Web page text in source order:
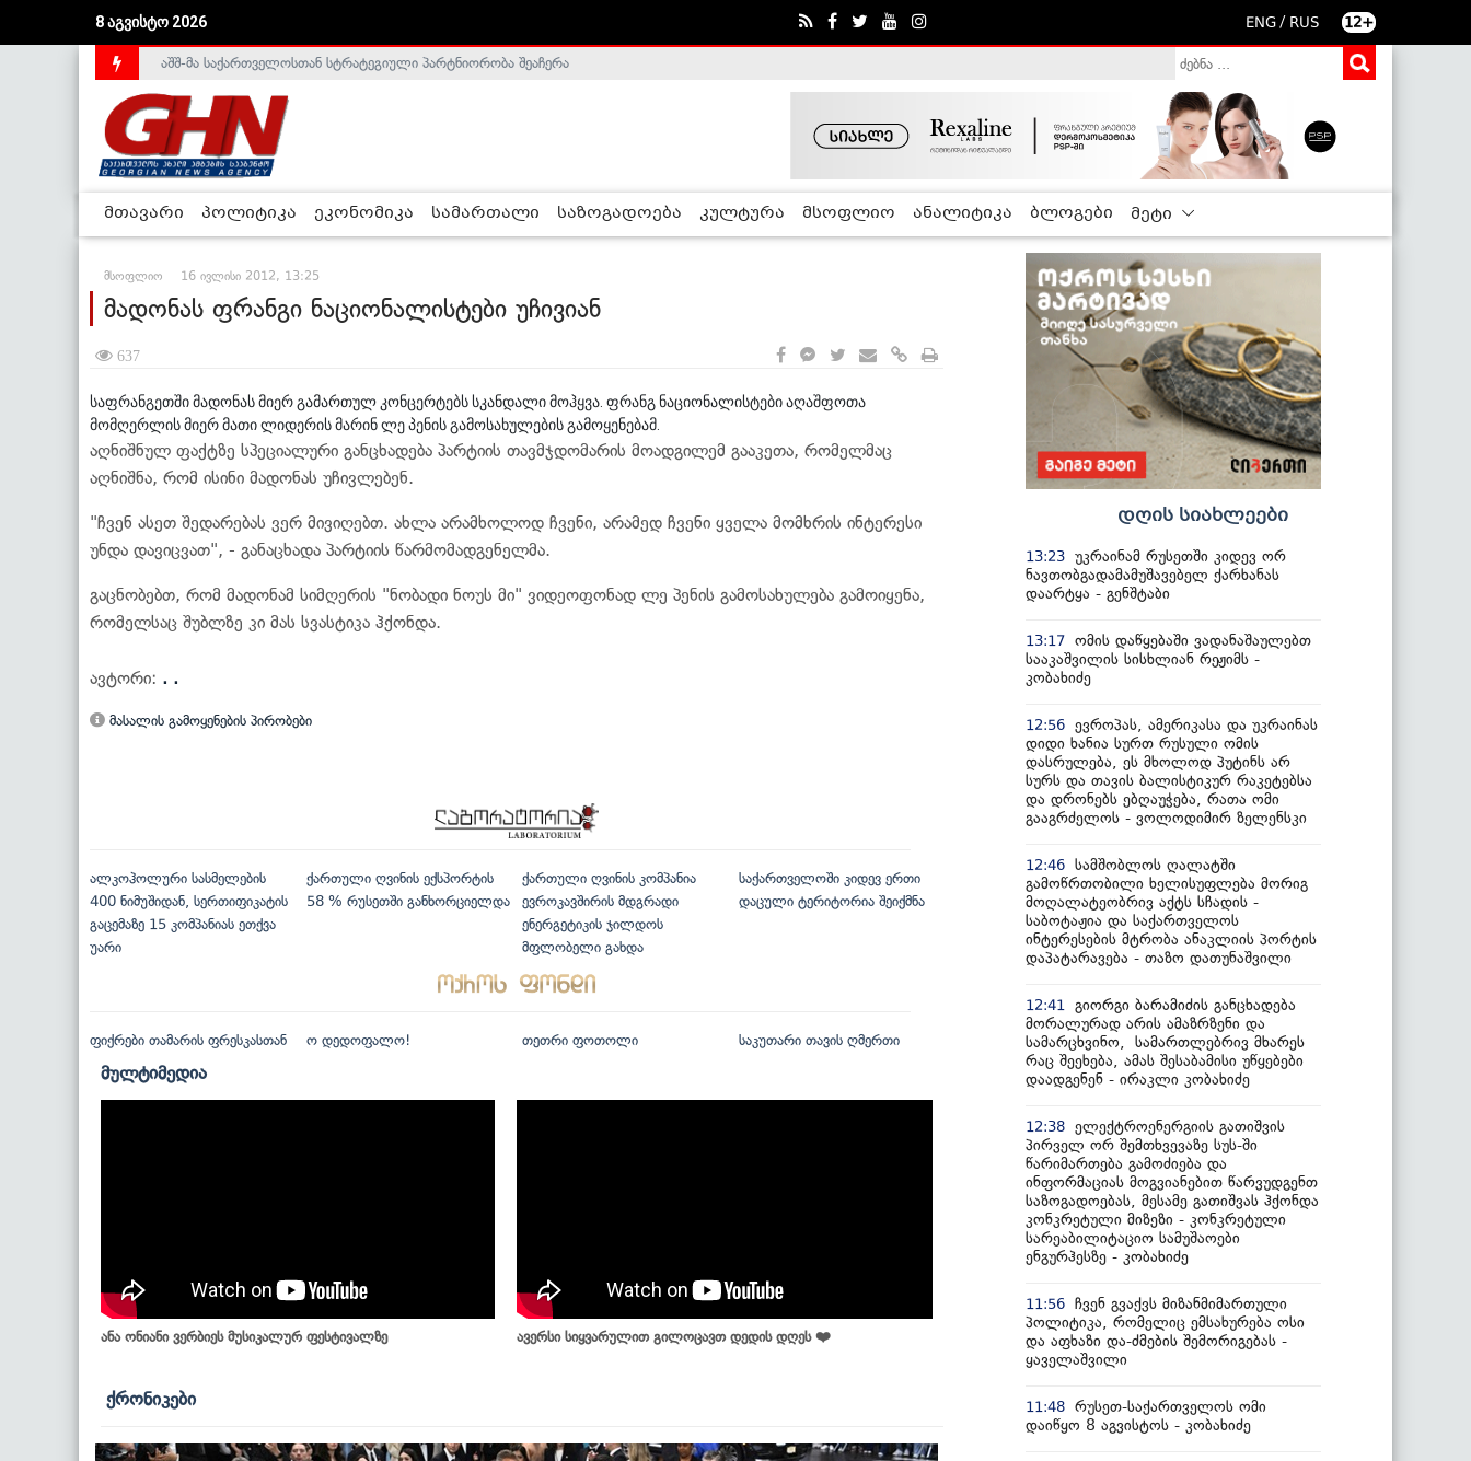
8 აგვისტო 2026 ENG / RUS 12+
საქართველოს დე-ფაქტო მთავრობა არალეგიტიმურია - ჰელსინკის კომისია
აშშ-მა საქართველოსთან სტრატეგიული პარტნიორობა შეაჩერა
მთავარი პოლიტიკა ეკონომიკა სამართალი საზოგადოება კულტურა მსოფლიო ანალიტიკა ბლოგები მეტი
მსოფლიო 16 ივლისი 2012, 13:25
მადონას ფრანგი ნაციონალისტები უჩივიან
637
საფრანგეთში მადონას მიერ გამართულ კონცერტებს სკანდალი მოჰყვა. ფრანგ ნაციონალისტები აღაშფოთა
მომღერლის მიერ მათი ლიდერის მარინ ლე პენის გამოსახულების გამოყენებამ.
აღნიშნულ ფაქტზე სპეციალური განცხადება პარტიის თავმჯდომარის მოადგილემ გააკეთა, რომელმაც
აღნიშნა, რომ ისინი მადონას უჩივლებენ.
"ჩვენ ასეთ შედარებას ვერ მივიღებთ. ახლა არამხოლოდ ჩვენი, არამედ ჩვენი ყველა მომხრის ინტერესი
უნდა დავიცვათ", - განაცხადა პარტიის წარმომადგენელმა.
გაცნობებთ, რომ მადონამ სიმღერის "ნობადი ნოუს მი" ვიდეოფონად ლე პენის გამოსახულება გამოიყენა,
რომელსაც შუბლზე კი მას სვასტიკა ჰქონდა.
ავტორი: . .
მასალის გამოყენების პირობები
ალკოჰოლური სასმელების
400 ნიმუშიდან, სერთიფიკატის
გაცემაზე 15 კომპანიას ეთქვა
უარი
ქართული ღვინის ექსპორტის
58 % რუსეთში განხორციელდა
ქართული ღვინის კომპანია
ევროკავშირის მდგრადი
ენერგეტიკის ჯილდოს
მფლობელი გახდა
საქართველოში კიდევ ერთი
დაცული ტერიტორია შეიქმნა
ფიქრები თამარის ფრესკასთან ო დედოფალო! თეთრი ფოთოლი საკუთარი თავის ღმერთი
მულტიმედია
ანა ონიანი ვერბიეს მუსიკალურ ფესტივალზე ავერსი სიყვარულით გილოცავთ დედის დღეს ❤️
ქრონიკები
დღის სიახლეები
13:23 უკრაინამ რუსეთში კიდევ ორ
ნავთობგადამამუშავებელ ქარხანას
დაარტყა - გენშტაბი
13:17 ომის დაწყებაში ვადანაშაულებთ
სააკაშვილის სისხლიან რეჟიმს -
კობახიძე
12:56 ევროპას, ამერიკასა და უკრაინას
დიდი ხანია სურთ რუსული ომის
დასრულება, ეს მხოლოდ პუტინს არ
სურს და თავის ბალისტიკურ რაკეტებსა
და დრონებს ებღაუჭება, რათა ომი
გააგრძელოს - ვოლოდიმირ ზელენსკი
12:46 სამშობლოს ღალატში
გამოწრთობილი ხელისუფლება მორიგ
მოღალატეობრივ აქტს სჩადის -
საბოტაჟია და საქართველოს
ინტერესების მტრობა ანაკლიის პორტის
დაპატარავება - თაზო დათუნაშვილი
12:41
გიორგი ბარამიძის განცხადება
მორალურად არის ამაზრზენი და
სამარცხვინო, სამართლებრივ მხარეს
რაც შეეხება, ამას შესაბამისი უწყებები
დაადგენენ - ირაკლი კობახიძე
12:38 ელექტროენერგიის გათიშვის
პირველ ორ შემთხვევაზე სუს-ში
წარიმართება გამოძიება და
ინფორმაციას მოგვიანებით წარვუდგენთ
საზოგადოებას, მესამე გათიშვას ჰქონდა
კონკრეტული მიზეზი - კონკრეტული
სარეაბილიტაციო სამუშაოები
ენგურჰესზე - კობახიძე
11:56 ჩვენ გვაქვს მიზანმიმართული
პოლიტიკა, რომელიც ემსახურება ოსი
და აფხაზი და-ძმების შემორიგებას -
ყაველაშვილი
11:48 რუსეთ-საქართველოს ომი
დაიწყო 8 აგვისტოს - კობახიძე